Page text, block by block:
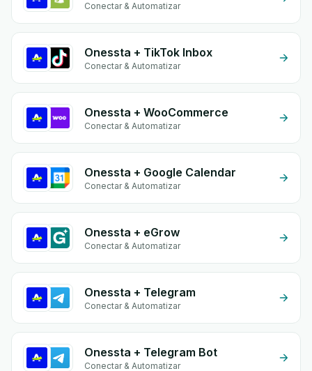
Conectar & Automatizar
Onessta + TikTok Inbox
Conectar & Automatizar
Onessta + WooCommerce
Conectar & Automatizar
Onessta + Google Calendar
Conectar & Automatizar
Onessta + eGrow
Conectar & Automatizar
Onessta + Telegram
Conectar & Automatizar
Onessta + Telegram Bot
Conectar & Automatizar